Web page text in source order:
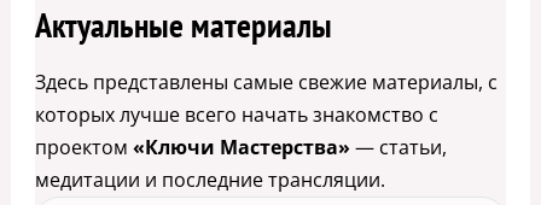
Актуальные материалы
Здесь представлены самые свежие материалы, с
которых лучше всего начать знакомство с
проектом «Ключи Мастерства» — статьи,
медитации и последние трансляции.